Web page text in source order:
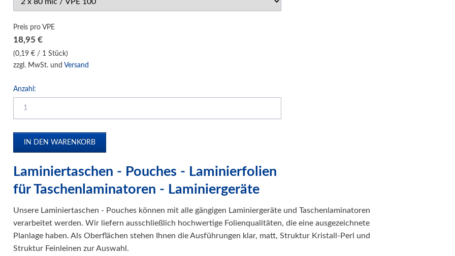
Preis pro VPE
18,95 €
(0,19 € / 1 Stück)
zzgl. MwSt. und Versand
Anzahl:
Laminiertaschen - Pouches - Laminierfolien
für Taschenlaminatoren - Laminiergeräte
Unsere Laminiertaschen - Pouches können mit alle gängigen Laminiergeräte und Taschenlaminatoren
verarbeitet werden. Wir liefern ausschließlich hochwertige Folienqualitäten, die eine ausgezeichnete
Planlage haben. Als Oberflächen stehen Ihnen die Ausführungen klar, matt, Struktur Kristall-Perl und
Struktur Feinleinen zur Auswahl.